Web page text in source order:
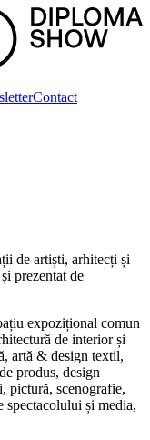
Contact
de artiști, arhitecți și
prezentat de
expozițional comun
de interior și
artă & design textil,
produs, design
pictură, scenografie,
spectacolului și media,